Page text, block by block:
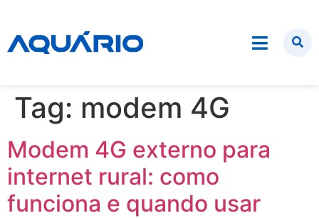
Tag: modem 4G
Modem 4G externo para
internet rural: como
funciona e quando usar